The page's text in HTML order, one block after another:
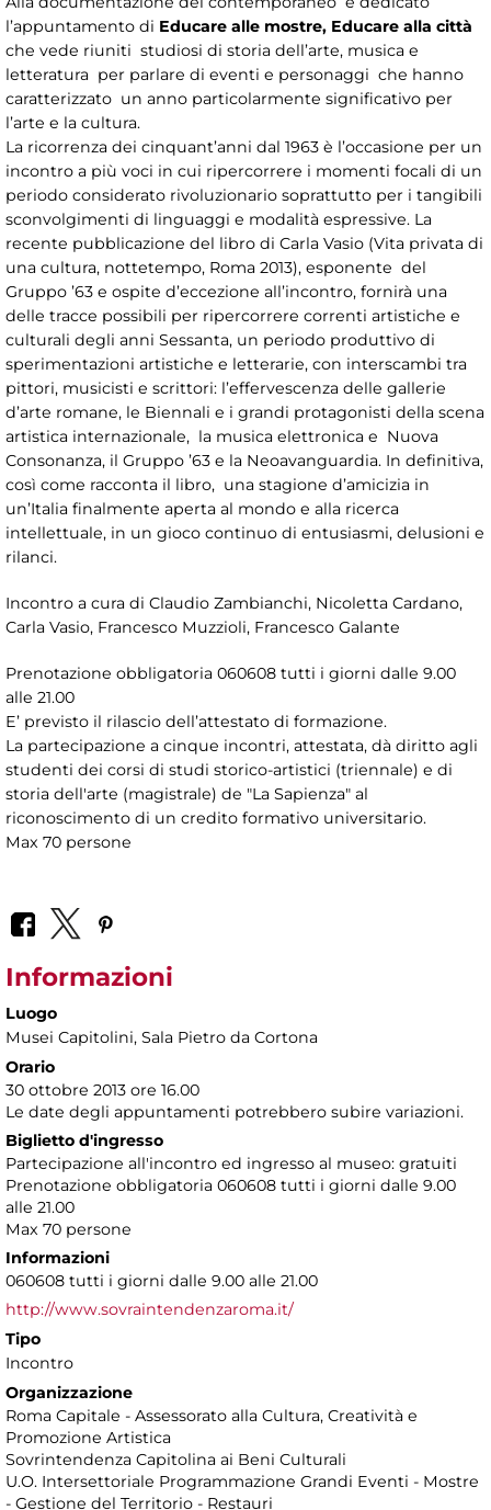
l’appuntamento di Educare alle mostre, Educare alla città
che vede riuniti studiosi di storia dell’arte, musica e
letteratura per parlare di eventi e personaggi che hanno
caratterizzato un anno particolarmente significativo per
l’arte e la cultura.
La ricorrenza dei cinquant’anni dal 1963 è l’occasione per un
incontro a più voci in cui ripercorrere i momenti focali di un
periodo considerato rivoluzionario soprattutto per i tangibili
sconvolgimenti di linguaggi e modalità espressive. La
recente pubblicazione del libro di Carla Vasio (Vita privata di
una cultura, nottetempo, Roma 2013), esponente del
Gruppo ’63 e ospite d’eccezione all’incontro, fornirà una
delle tracce possibili per ripercorrere correnti artistiche e
culturali degli anni Sessanta, un periodo produttivo di
sperimentazioni artistiche e letterarie, con interscambi tra
pittori, musicisti e scrittori: l’effervescenza delle gallerie
d’arte romane, le Biennali e i grandi protagonisti della scena
artistica internazionale, la musica elettronica e Nuova
Consonanza, il Gruppo ’63 e la Neoavanguardia. In definitiva,
così come racconta il libro, una stagione d’amicizia in
un’Italia finalmente aperta al mondo e alla ricerca
intellettuale, in un gioco continuo di entusiasmi, delusioni e
rilanci.
Incontro a cura di Claudio Zambianchi, Nicoletta Cardano,
Carla Vasio, Francesco Muzzioli, Francesco Galante
Prenotazione obbligatoria 060608 tutti i giorni dalle 9.00
alle 21.00
E’ previsto il rilascio dell’attestato di formazione.
La partecipazione a cinque incontri, attestata, dà diritto agli
studenti dei corsi di studi storico-artistici (triennale) e di
storia dell'arte (magistrale) de "La Sapienza" al
riconoscimento di un credito formativo universitario.
Max 70 persone
Informazioni
Luogo
Musei Capitolini, Sala Pietro da Cortona
Orario
30 ottobre 2013 ore 16.00
Le date degli appuntamenti potrebbero subire variazioni.
Biglietto d'ingresso
Partecipazione all'incontro ed ingresso al museo: gratuiti
Prenotazione obbligatoria 060608 tutti i giorni dalle 9.00
alle 21.00
Max 70 persone
Informazioni
060608 tutti i giorni dalle 9.00 alle 21.00
http://www.sovraintendenzaroma.it/
Tipo
Incontro
Organizzazione
Roma Capitale - Assessorato alla Cultura, Creatività e
Promozione Artistica
Sovrintendenza Capitolina ai Beni Culturali
U.O. Intersettoriale Programmazione Grandi Eventi - Mostre
- Gestione del Territorio - Restauri